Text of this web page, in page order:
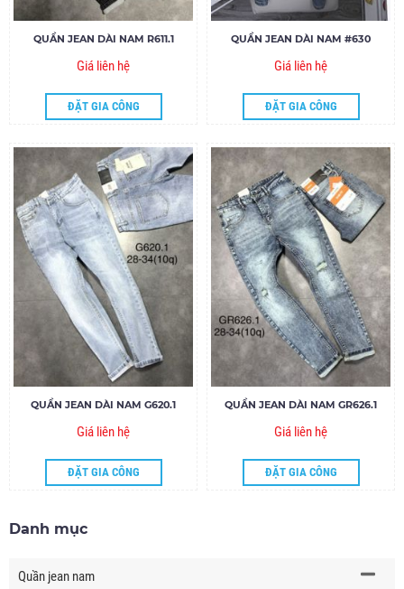
QUẦN JEAN DÀI NAM R611.1
Giá liên hệ
ĐẶT GIA CÔNG
QUẦN JEAN DÀI NAM #630
Giá liên hệ
ĐẶT GIA CÔNG
QUẦN JEAN DÀI NAM G620.1
Giá liên hệ
ĐẶT GIA CÔNG
QUẦN JEAN DÀI NAM GR626.1
Giá liên hệ
ĐẶT GIA CÔNG
Danh mục
Quần jean nam